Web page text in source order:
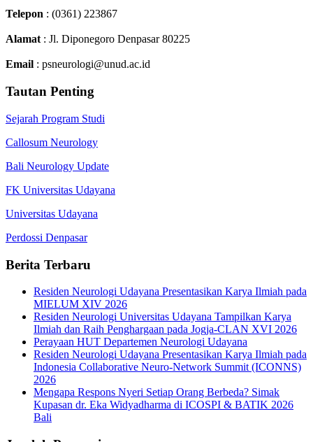
Telepon : (0361) 223867
Alamat : Jl. Diponegoro Denpasar 80225
Email : psneurologi@unud.ac.id
Tautan Penting
Sejarah Program Studi
Callosum Neurology
Bali Neurology Update
FK Universitas Udayana
Universitas Udayana
Perdossi Denpasar
Berita Terbaru
Residen Neurologi Udayana Presentasikan Karya Ilmiah pada
MIELUM XIV 2026
Residen Neurologi Universitas Udayana Tampilkan Karya
Ilmiah dan Raih Penghargaan pada Jogja-CLAN XVI 2026
Perayaan HUT Departemen Neurologi Udayana
Residen Neurologi Udayana Presentasikan Karya Ilmiah pada
Indonesia Collaborative Neuro-Network Summit (ICONNS)
2026
Mengapa Respons Nyeri Setiap Orang Berbeda? Simak
Kupasan dr. Eka Widyadharma di ICOSPI & BATIK 2026
Bali